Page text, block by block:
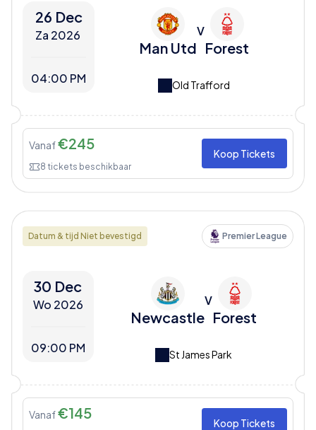
26 Dec
Za 2026
04:00 PM
Man Utd
V
Forest
Old Trafford
Vanaf€245
8 tickets beschikbaar
Koop Tickets
Datum & tijd Niet bevestigd Premier League
30 Dec
Wo 2026
09:00 PM
Newcastle
V
Forest
St James Park
Vanaf€145
Koop Tickets